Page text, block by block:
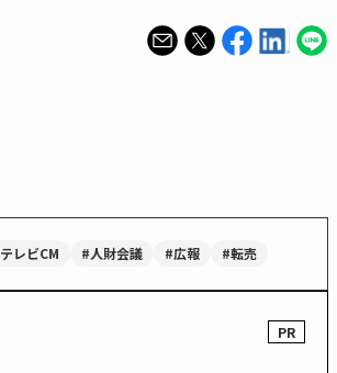
レビCM #人財会議 #広報 #転売